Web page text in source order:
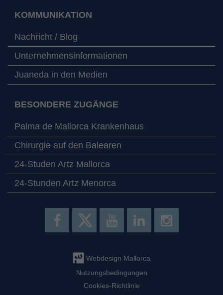
KOMMUNIKATION
Nachricht / Blog
Unternehmensinformationen
Juaneda in den Medien
BESONDERE ZUGÄNGE
Palma de Mallorca Krankenhaus
Chirurgie auf den Balearen
24-Studen Artz Mallorca
24-Stunden Artz Menorca
Webdesign Mallorca
Nutzungsbedingungen
Cookies-Richtlinie